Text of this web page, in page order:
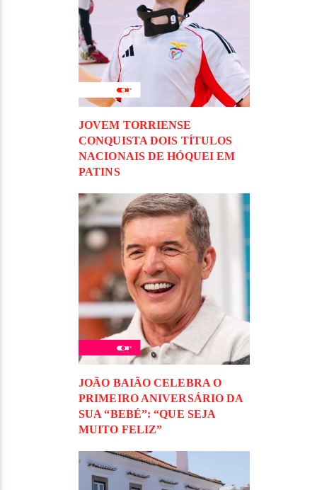
JOVEM TORRIENSE
CONQUISTA DOIS TÍTULOS
NACIONAIS DE HÓQUEI EM
PATINS
JOÃO BAIÃO CELEBRA O
PRIMEIRO ANIVERSÁRIO DA
SUA “BEBÉ”: “QUE SEJA
MUITO FELIZ”